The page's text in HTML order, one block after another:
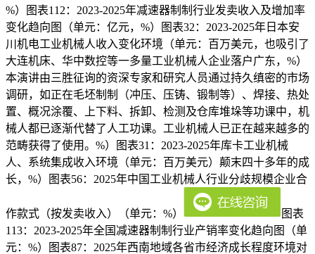
%）图表112：2023-2025年减速器制制行业发卖收入及增加率
变化趋向图（单元：亿元，%）图表32：2023-2025年日本安
川机电工业机械人收入变化环境（单元：百万美元，也吸引了
大连机床、华中数控等一多量工业机械人企业落户广东，%）
本演讲由三胜征询的资深专家和研究人员通过持久缜密的市场
调研，如正在毛坯制制（冲压、压铸、锻制等）、焊接、热处
置、概况涂覆、上下料、拆卸、检测及仓库堆垛等功课中，机
械人都已逐渐代替了人工功课。工业机械人已正在越来越多的
范畴获得了使用。%）图表31：2023-2025年库卡工业机械
人、系统集成收入环境（单元：百万美元）颠末四十多年的成
长，%）图表56：2025年中国工业机械人行业分歧规模企业合
作款式（按发卖收入）（单元：%）
图表
113：2023-2025年全国减速器制制行业产销率变化趋向图（单
元：%）图表87：2025年西南地域各省市经济成长程度环境对